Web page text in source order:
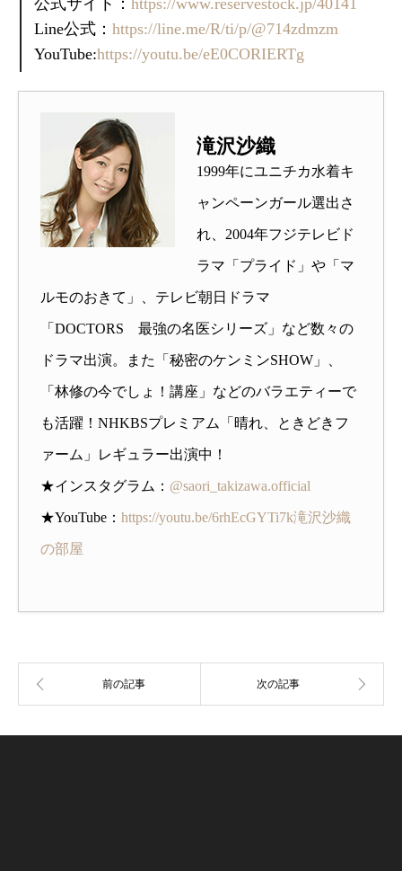
公式サイト：https://www.reservestock.jp/40141
Line公式：https://line.me/R/ti/p/@714zdmzm
YouTube:https://youtu.be/eE0CORIERTg
滝沢沙織
1999年にユニチカ水着キ
ャンペーンガール選出さ
れ、2004年フジテレビド
ラマ「プライド」や「マ
ルモのおきて」、テレビ朝日ドラマ
「DOCTORS 最強の名医シリーズ」など数々の
ドラマ出演。また「秘密のケンミンSHOW」、
「林修の今でしょ！講座」などのバラエティーで
も活躍！NHKBSプレミアム「晴れ、ときどきフ
ァーム」レギュラー出演中！
★インスタグラム： @saori_takizawa.official
★YouTube： https://youtu.be/6rhEcGYTi7k滝沢沙織
の部屋